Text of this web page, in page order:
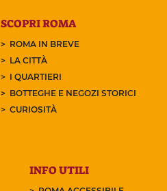
SCOPRI ROMA
ROMA IN BREVE
LA CITTÀ
I QUARTIERI
BOTTEGHE E NEGOZI STORICI
CURIOSITÀ
INFO UTILI